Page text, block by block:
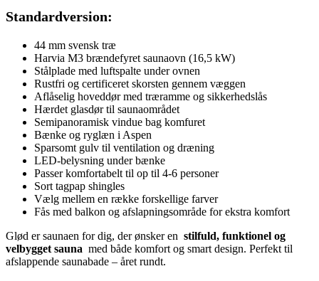
Standardversion:
44 mm svensk træ
Harvia M3 brændefyret saunaovn (16,5 kW)
Stålplade med luftspalte under ovnen
Rustfri og certificeret skorsten gennem væggen
Aflåselig hoveddør med træramme og sikkerhedslås
Hærdet glasdør til saunaområdet
Semipanoramisk vindue bag komfuret
Bænke og ryglæn i Aspen
Sparsomt gulv til ventilation og dræning
LED-belysning under bænke
Passer komfortabelt til op til 4-6 personer
Sort tagpap shingles
Vælg mellem en række forskellige farver
Fås med balkon og afslapningsområde for ekstra komfort
Glød er saunaen for dig, der ønsker en stilfuld, funktionel og
velbygget sauna med både komfort og smart design. Perfekt til
afslappende saunabade – året rundt.